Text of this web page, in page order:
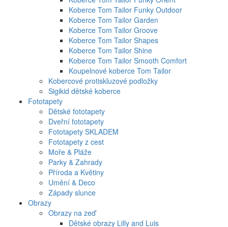
Koberce Tom Tailor Funky Outdoor
Koberce Tom Tailor Garden
Koberce Tom Tailor Groove
Koberce Tom Tailor Shapes
Koberce Tom Tailor Shine
Koberce Tom Tailor Smooth Comfort
Koupelnové koberce Tom Tailor
Kobercové protiskluzové podložky
Sigikid dětské koberce
Fototapety
Dětské fototapety
Dveřní fototapety
Fototapety SKLADEM
Fototapety z cest
Moře & Pláže
Parky & Zahrady
Příroda a Květiny
Umění & Deco
Západy slunce
Obrazy
Obrazy na zeď
Dětské obrazy Lilly and Luis